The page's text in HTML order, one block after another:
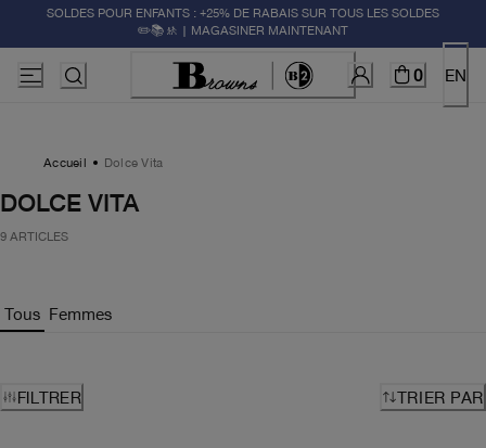
SOLDES POUR ENFANTS : +25% DE RABAIS SUR TOUS LES SOLDES
✏️📚🚸 | MAGASINER MAINTENANT
0 EN
Accueil Dolce Vita
DOLCE VITA
9 ARTICLES
Tous Femmes
FILTRER TRIER PAR